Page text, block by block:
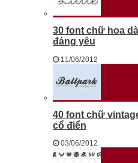
30 font chữ hoa
đáng yêu
11/06/2012
40 font chữ
cổ điển
03/06/2012